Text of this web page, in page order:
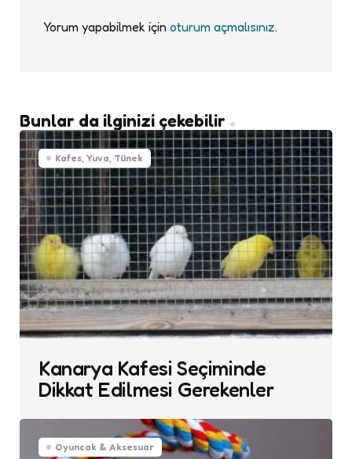
Yorum yapabilmek için oturum açmalısınız.
Bunlar da ilginizi çekebilir
Kafes, Yuva, Tünek
Kanarya Kafesi Seçiminde
Dikkat Edilmesi Gerekenler
Oyuncak & Aksesuar